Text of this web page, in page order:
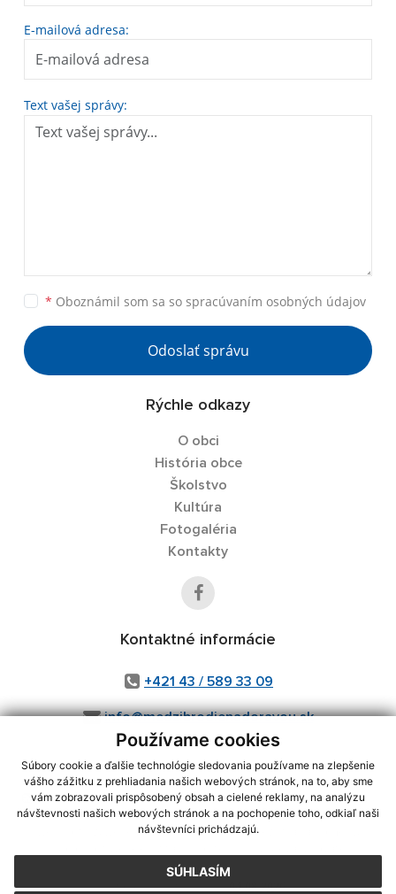
Používame cookies
Súbory cookie a ďalšie technológie sledovania používame na zlepšenie
vášho zážitku z prehliadania našich webových stránok, na to, aby sme
vám zobrazovali prispôsobený obsah a cielené reklamy, na analýzu
návštevnosti našich webových stránok a na pochopenie toho, odkiaľ naši
návštevníci prichádzajú.
SÚHLASÍM
E-mailová adresa:
Text vašej správy:
* Oboznámil som sa so spracúvaním osobných údajov
Odoslať správu
Rýchle odkazy
O obci
História obce
Školstvo
Kultúra
Fotogaléria
Kontakty
Kontaktné informácie
+421 43 / 589 33 09
info@medzibrodienadoravou.sk
využite možnosť získavania aktuálnych informácií s využitím RSS
CMS systém (redakčný) systém ECHELON 2,Mapa stránok,web portál
webex.digital, s.r.o.,domény,registrácia domény
Posledná aktualizácia:04.08.2026